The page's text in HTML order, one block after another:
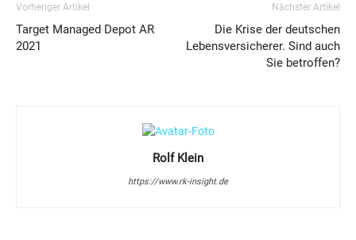
Vorheriger Artikel
Target Managed Depot AR
2021
Nächster Artikel
Die Krise der deutschen
Lebensversicherer. Sind auch
Sie betroffen?
Rolf Klein
https://www.rk-insight.de